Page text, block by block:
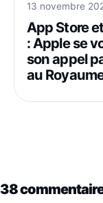
13 novembre
App Store
: Apple se
son appel
au
38